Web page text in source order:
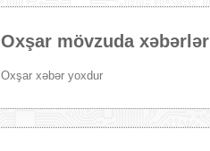
Oxşar mövzuda xəbərlər
Oxşar xəbər yoxdur